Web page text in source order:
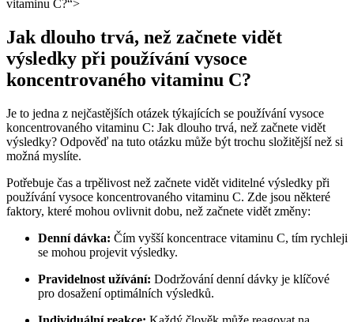
vitaminu C?“>
Jak dlouho trvá, než začnete vidět
výsledky při používání vysoce
koncentrovaného vitaminu C?
Je to jedna z nejčastějších otázek týkajících se používání vysoce
koncentrovaného vitaminu C: Jak dlouho trvá, než začnete vidět
výsledky? Odpověď na tuto otázku může být trochu složitější než si
možná myslíte.
Potřebuje čas a trpělivost než začnete vidět viditelné výsledky při
používání vysoce koncentrovaného vitaminu C. Zde jsou některé
faktory, které mohou ovlivnit dobu, než začnete vidět změny:
Denní dávka: Čím vyšší koncentrace vitaminu C, tím rychleji
se mohou projevit výsledky.
Pravidelnost užívání: Dodržování denní dávky je klíčové
pro dosažení optimálních výsledků.